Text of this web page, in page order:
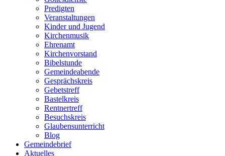
Predigten
Veranstaltungen
Kinder und Jugend
Kirchenmusik
Ehrenamt
Kirchenvorstand
Bibelstunde
Gemeindeabende
Gesprächskreis
Gebetstreff
Bastelkreis
Rentnertreff
Besuchskreis
Glaubensunterricht
Blog
Gemeindebrief
Aktuelles